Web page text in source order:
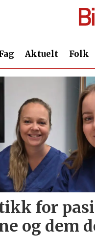
Aktuelt Folk
for
og dem